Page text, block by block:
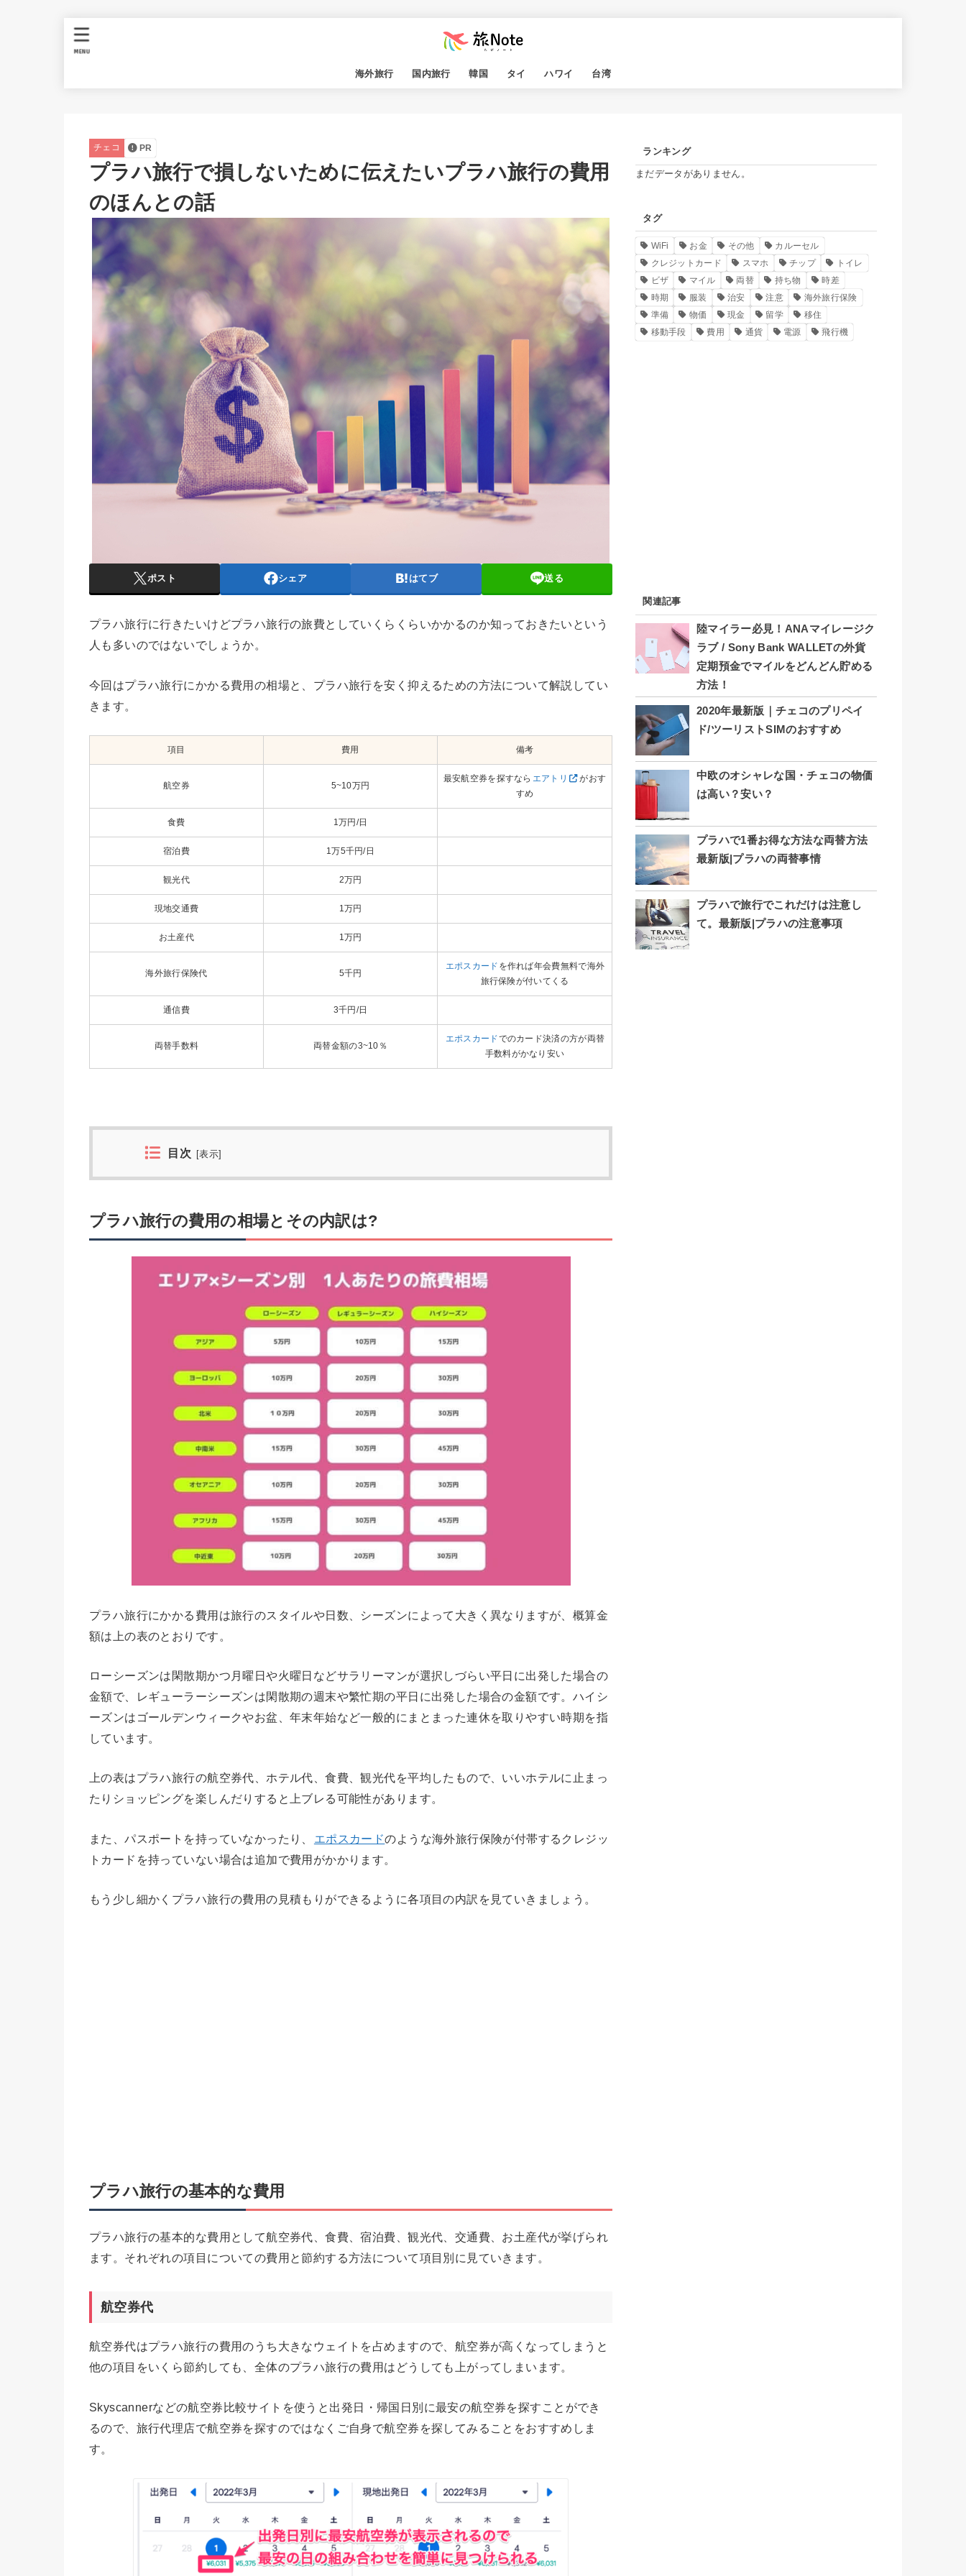
海外旅行 国内旅行 韓国 タイ ハワイ 台湾
MENU
チェコ PR
プラハ旅行で損しないために伝えたいプラハ旅行の費用
のほんとの話
ポスト シェア はてブ 送る
プラハ旅行に行きたいけどプラハ旅行の旅費としていくらくらいかかるのか知っておきたいという
人も多いのではないでしょうか。
今回はプラハ旅行にかかる費用の相場と、プラハ旅行を安く抑えるための方法について解説してい
きます。
項目 費用 備考
航空券 5~10万円
最安航空券を探すなら エアトリ
がおす
すめ
食費 1万円/日
宿泊費 1万5千円/日
観光代 2万円
現地交通費 1万円
お土産代 1万円
海外旅行保険代 5千円
エポスカード を作れば年会費無料で海外
旅行保険が付いてくる
通信費 3千円/日
両替手数料 両替金額の3~10％
エポスカードでのカード決済の方が両替
手数料がかなり安い
目次 [表示
プラハ旅行の費用の相場とその内訳は?
プラハ旅行にかかる費用は旅行のスタイルや日数、シーズンによって大きく異なりますが、概算金
額は上の表のとおりです。
ローシーズンは閑散期かつ月曜日や火曜日などサラリーマンが選択しづらい平日に出発した場合の
金額で、レギューラーシーズンは閑散期の週末や繁忙期の平日に出発した場合の金額です。ハイシ
ーズンはゴールデンウィークやお盆、年末年始など一般的にまとまった連休を取りやすい時期を指
しています。
上の表はプラハ旅行の航空券代、ホテル代、食費、観光代を平均したもので、いいホテルに止まっ
たりショッピングを楽しんだりすると上ブレる可能性があります。
また、パスポートを持っていなかったり、 エポスカードのような海外旅行保険が付帯するクレジッ
トカードを持っていない場合は追加で費用がかかります。
もう少し細かくプラハ旅行の費用の見積もりができるように各項目の内訳を見ていきましょう。
プラハ旅行の基本的な費用
プラハ旅行の基本的な費用として航空券代、食費、宿泊費、観光代、交通費、お土産代が挙げられ
ます。それぞれの項目についての費用と節約する方法について項目別に見ていきます。
航空券代
航空券代はプラハ旅行の費用のうち大きなウェイトを占めますので、航空券が高くなってしまうと
他の項目をいくら節約しても、全体のプラハ旅行の費用はどうしても上がってしまいます。
Skyscannerなどの航空券比較サイトを使うと出発日・帰国日別に最安の航空券を探すことができ
るので、旅行代理店で航空券を探すのではなくご自身で航空券を探してみることをおすすめしま
す。
ランキング
まだデータがありません。
タグ
WiFi お金 その他
カルーセル
クレジットカード
スマホ チップ
トイレ
ビザ
マイル 両替 持ち物
時差
時期
服装 治安 注意
海外旅行保険
準備
物価 現金 留学
移住
移動手段
費用 通貨 電源 飛行機
関連記事
陸マイラー必見！ANAマイレージク
ラブ / Sony Bank WALLETの外貨
定期預金でマイルをどんどん貯める
方法！
2020年最新版｜チェコのプリペイ
ド/ツーリストSIMのおすすめ
中欧のオシャレな国・チェコの物価
は高い？安い？
プラハで1番お得な方法な両替方法
最新版|プラハの両替事情
プラハで旅行でこれだけは注意し
て。最新版|プラハの注意事項